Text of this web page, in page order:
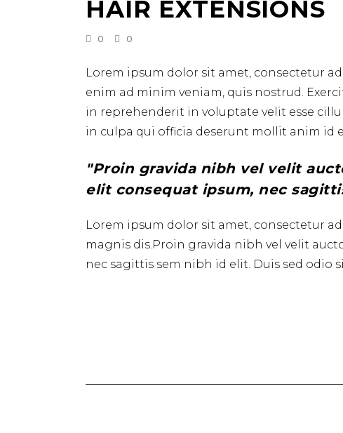
HAIR EXTENSIONS
0 0
Lorem ipsum dolor sit amet, consectetur
enim ad minim veniam, quis nostrud.
in reprehenderit in voluptate velit esse
in culpa qui officia deserunt mollit anim id
Proin gravida nibh vel velit
elit consequat ipsum, nec
Lorem ipsum dolor sit amet, consectetur
magnis dis.Proin gravida nibh vel velit
nec sagittis sem nibh id elit. Duis sed odio